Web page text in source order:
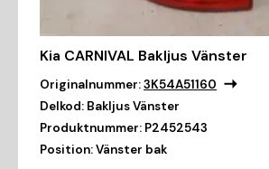
Kia CARNIVAL Bakljus Vänster
Originalnummer:3K54A51160
Delkod: Bakljus Vänster
Produktnummer: P2452543
Position:Vänster bak